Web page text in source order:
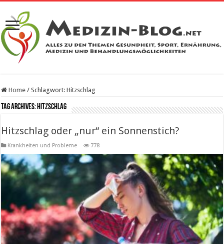
Home / Schlagwort:Hitzschlag
Tag Archives:Hitzschlag
Hitzschlag oder „nur“ ein Sonnenstich?
Krankheiten und Probleme 778